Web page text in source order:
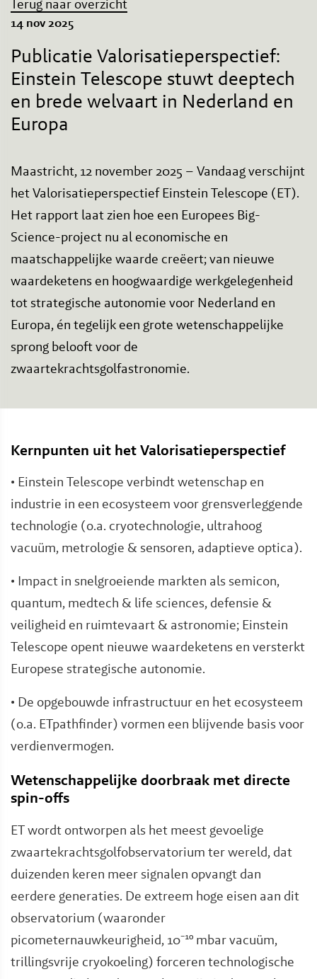
Terug naar overzicht
14 nov 2025
Publicatie Valorisatieperspectief:
Einstein Telescope stuwt deeptech
en brede welvaart in Nederland en
Europa
Maastricht, 12 november 2025 – Vandaag verschijnt
het Valorisatieperspectief Einstein Telescope (ET).
Het rapport laat zien hoe een Europees Big-
Science-project nu al economische en
maatschappelijke waarde creëert; van nieuwe
waardeketens en hoogwaardige werkgelegenheid
tot strategische autonomie voor Nederland en
Europa, én tegelijk een grote wetenschappelijke
sprong belooft voor de
zwaartekrachtsgolfastronomie.
Kernpunten uit het Valorisatieperspectief
• Einstein Telescope verbindt wetenschap en
industrie in een ecosysteem voor grensverleggende
technologie (o.a. cryotechnologie, ultrahoog
vacuüm, metrologie & sensoren, adaptieve optica).
• Impact in snelgroeiende markten als semicon,
quantum, medtech & life sciences, defensie &
veiligheid en ruimtevaart & astronomie; Einstein
Telescope opent nieuwe waardeketens en versterkt
Europese strategische autonomie.
• De opgebouwde infrastructuur en het ecosysteem
(o.a. ETpathfinder) vormen een blijvende basis voor
verdienvermogen.
Wetenschappelijke doorbraak met directe
spin-offs
ET wordt ontworpen als het meest gevoelige
zwaartekrachtsgolfobservatorium ter wereld, dat
duizenden keren meer signalen opvangt dan
eerdere generaties. De extreem hoge eisen aan dit
observatorium (waaronder
picometernauwkeurigheid, 10⁻¹⁰ mbar vacuüm,
trillingsvrije cryokoeling) forceren technologische